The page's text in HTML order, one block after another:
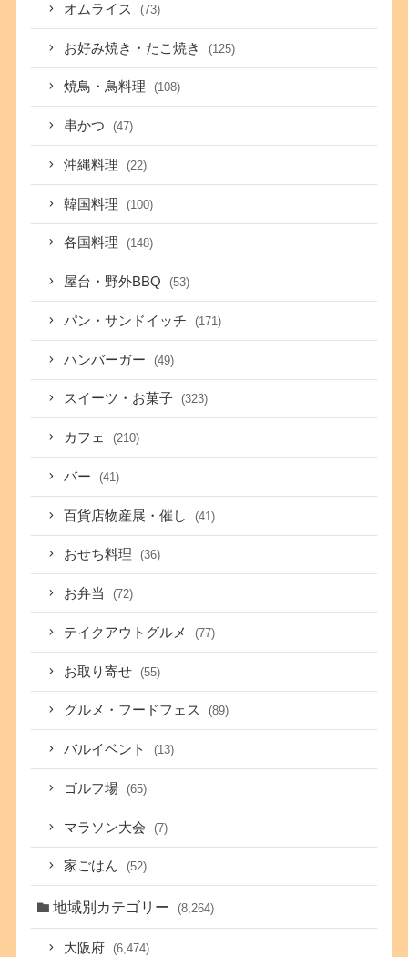
オムライス (73)
お好み焼き・たこ焼き (125)
焼鳥・鳥料理 (108)
串かつ (47)
沖縄料理 (22)
韓国料理 (100)
各国料理 (148)
屋台・野外BBQ (53)
パン・サンドイッチ (171)
ハンバーガー (49)
スイーツ・お菓子 (323)
カフェ (210)
バー (41)
百貨店物産展・催し (41)
おせち料理 (36)
お弁当 (72)
テイクアウトグルメ (77)
お取り寄せ (55)
グルメ・フードフェス (89)
バルイベント (13)
ゴルフ場 (65)
マラソン大会 (7)
家ごはん (52)
地域別カテゴリー (8,264)
大阪府 (6,474)